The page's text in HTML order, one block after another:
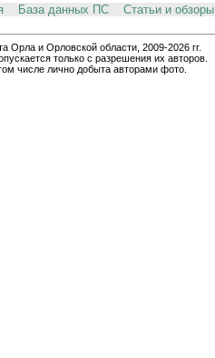
База данных ПС Статьи и обзоры
и Орловской области, 2009-2026 гг.
только с разрешения их авторов.
числе лично добыта авторами фото.